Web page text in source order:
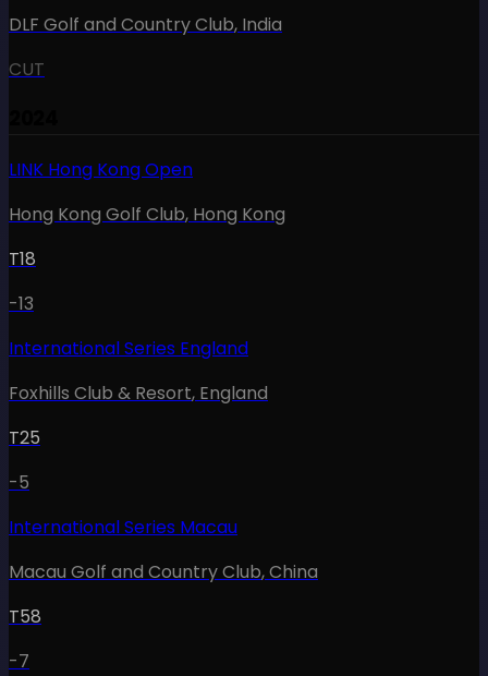
DLF Golf and Country Club, India
CUT
LINK Hong Kong Open
Hong Kong Golf Club, Hong Kong
T18
-13
International Series England
Foxhills Club & Resort, England
T25
-5
International Series Macau
Macau Golf and Country Club,China
T58
-7